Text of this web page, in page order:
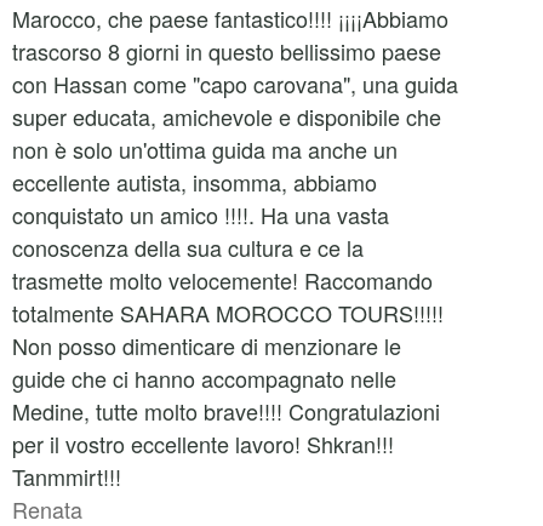
Marocco, che paese fantastico!!!! ¡¡¡¡Abbiamo
trascorso 8 giorni in questo bellissimo paese
con Hassan come "capo carovana", una guida
super educata, amichevole e disponibile che
non è solo un'ottima guida ma anche un
eccellente autista, insomma, abbiamo
conquistato un amico !!!!. Ha una vasta
conoscenza della sua cultura e ce la
trasmette molto velocemente! Raccomando
totalmente SAHARA MOROCCO TOURS!!!!!
Non posso dimenticare di menzionare le
guide che ci hanno accompagnato nelle
Medine, tutte molto brave!!!! Congratulazioni
per il vostro eccellente lavoro! Shkran!!!
Tanmmirt!!!
Renata